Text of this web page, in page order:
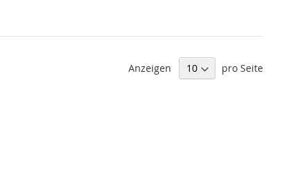
Anzeigen pro Seite